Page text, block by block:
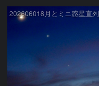
202606018月とミニ惑星直列